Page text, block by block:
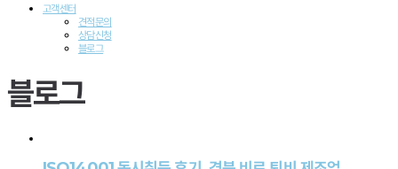
고객센터
견적문의
상담신청
블로그
블로그